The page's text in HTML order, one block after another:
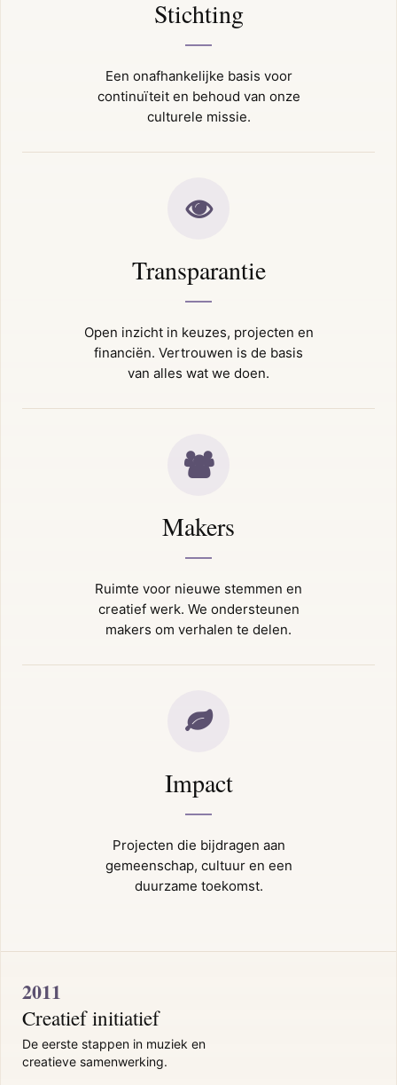
Stichting
Een onafhankelijke basis voor
continuïteit en behoud van onze
culturele missie.
Transparantie
Open inzicht in keuzes, projecten en
financiën. Vertrouwen is de basis
van alles wat we doen.
Makers
Ruimte voor nieuwe stemmen en
creatief werk. We ondersteunen
makers om verhalen te delen.
Impact
Projecten die bijdragen aan
gemeenschap, cultuur en een
duurzame toekomst.
2011
Creatief initiatief
De eerste stappen in muziek en
creatieve samenwerking.